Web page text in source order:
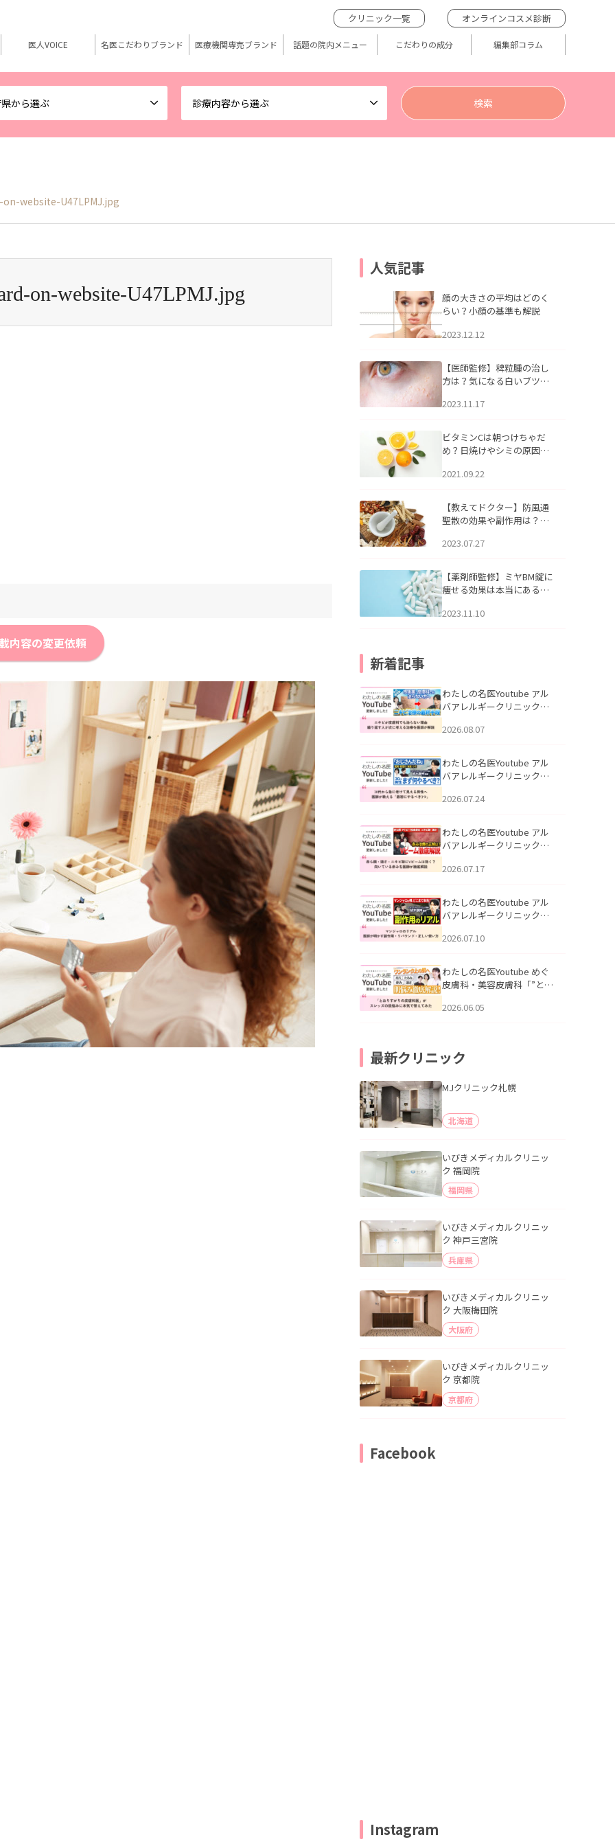
から選ぶ 診療内容から選ぶ
クリニック一覧 オンラインコスメ診断
医人VOICE 名医こだわりブランド 医療機関専売ブランド 話題の院内メニュー こだわりの成分 編集部コラム
website-U47LPMJ.jpg
on-website-U47LPMJ.jpg
内容の変更依頼
人気記事
顔の大きさの平均はどのく
らい？小顔の基準も解説
2023.12.12
【医師監修】稗粒腫の治し
方は？気になる白いブツブ
アについて
2023.11.17
ビタミンCは朝つけちゃだ
め？日焼けやシミの原因に
2021.09.22
【教えてドクター】防風通
聖散の効果や副作用は？長
2023.07.27
【薬剤師監修】ミヤBM錠に
痩せる効果は本当にある
2023.11.10
新着記事
わたしの名医Youtube アル
バアレルギークリニック札
らない理由｜繰り返す人が
説」を公開いたしました。
2026.08.07
わたしの名医Youtube アル
バアレルギークリニック札
える男性へ｜医師が教える
公開いたしました。
2026.07.24
わたしの名医Youtube アル
バアレルギークリニック札
跡にVビームは効く？向いて
説」を公開いたしました。
2026.07.17
わたしの名医Youtube アル
バアレルギークリニック札
医師が明かす副作用・リバ
公開いたしました。
2026.07.10
わたしの名医Youtube めぐ
皮膚科・美容皮膚科「”とお
ッズの肌悩みに本気で答え
2026.06.05
最新クリニック
MJクリニック札幌
北海道
いびきメディカルクリニッ
ク 福岡院
福岡県
いびきメディカルクリニッ
ク 神戸三宮院
兵庫県
いびきメディカルクリニッ
ク 大阪梅田院
大阪府
いびきメディカルクリニッ
ク 京都院
京都府
Facebook
Instagram